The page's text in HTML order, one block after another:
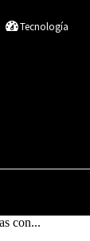
Tecnología
con...